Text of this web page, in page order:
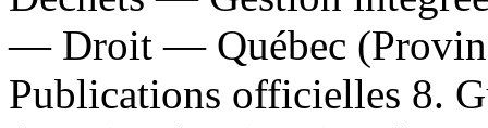
— Droit — Québec
Publications officielles 8.